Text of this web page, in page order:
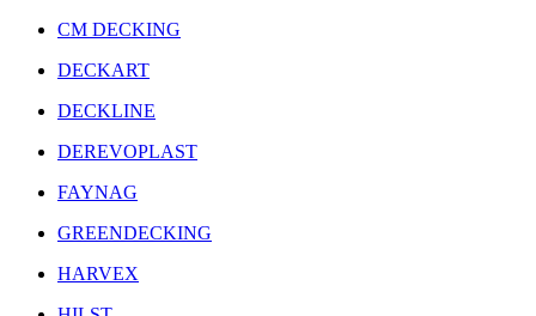
CM DECKING
DECKART
DECKLINE
DEREVOPLAST
FAYNAG
GREENDECKING
HARVEX